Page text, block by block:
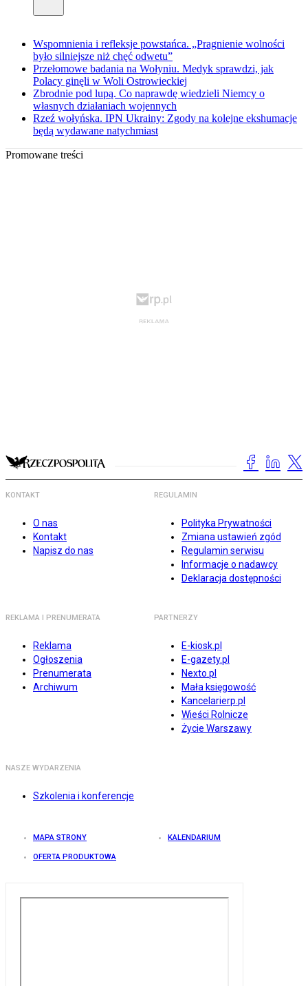
Wspomnienia i refleksje powstańca. „Pragnienie wolności
było silniejsze niż chęć odwetu”
Przełomowe badania na Wołyniu. Medyk sprawdzi, jak
Polacy ginęli w Woli Ostrowieckiej
Zbrodnie pod lupą. Co naprawdę wiedzieli Niemcy o
własnych działaniach wojennych
Rzeź wołyńska. IPN Ukrainy: Zgody na kolejne ekshumacje
będą wydawane natychmiast
Promowane treści
KONTAKT
O nas
Kontakt
Napisz do nas
REGULAMIN
Polityka Prywatności
Zmiana ustawień zgód
Regulamin serwisu
Informacje o nadawcy
Deklaracja dostępności
REKLAMA I PRENUMERATA
Reklama
Ogłoszenia
Prenumerata
Archiwum
PARTNERZY
E-kiosk.pl
E-gazety.pl
Nexto.pl
Mała księgowość
Kancelarierp.pl
Wieści Rolnicze
Życie Warszawy
NASZE WYDARZENIA
Szkolenia i konferencje
MAPA STRONY KALENDARIUM
OFERTA PRODUKTOWA